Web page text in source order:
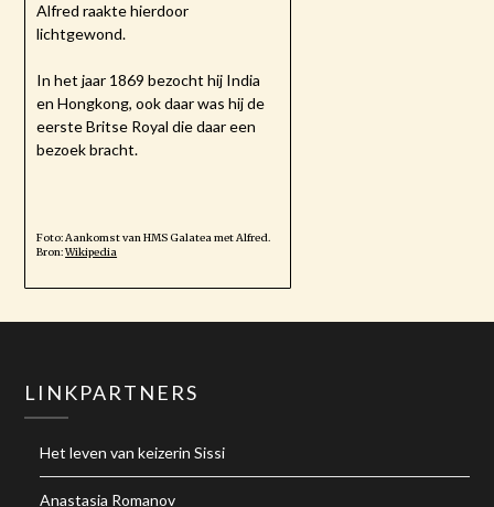
Alfred raakte hierdoor
lichtgewond.
In het jaar 1869 bezocht hij India
en Hongkong, ook daar was hij de
eerste Britse Royal die daar een
bezoek bracht.
Foto: Aankomst van HMS Galatea met Alfred.
Bron:Wikipedia
LINKPARTNERS
Het leven van keizerin Sissi
Anastasia Romanov